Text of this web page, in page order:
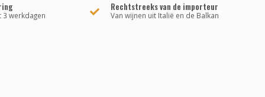
3 werkdagen
Rechtstreeks van de importeur
Van wijnen uit Italië en de Balkan